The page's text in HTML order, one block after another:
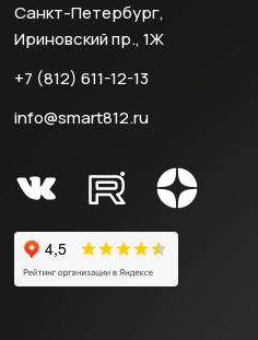
Санкт-Петербург,
Ириновский пр., 1Ж
+7 (812) 611-12-13
info@smart812.ru